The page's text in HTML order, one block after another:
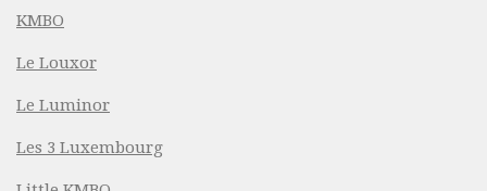
KMBO
Le Louxor
Le Luminor
Les 3 Luxembourg